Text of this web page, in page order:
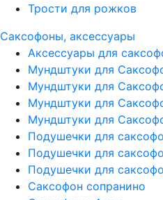
Трости для рожков
Саксофоны, аксессуары
Аксессуары для
Мундштуки для
Мундштуки для
Мундштуки для
Мундштуки для
Подушечки для
Подушечки для
Подушечки для
Саксофон сопранино